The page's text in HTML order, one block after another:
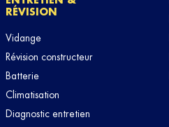
RÉVISION
Vidange
Révision constructeur
Batterie
Climatisation
Diagnostic entretien